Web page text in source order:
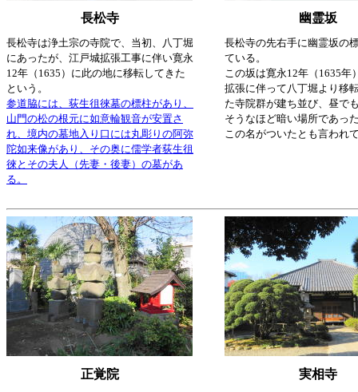
長松寺 幽霊坂
長松寺は浄土宗の寺院で、当初、八丁堀
にあったが、江戸城拡張工事に伴い寛永
12年（1635）に此の地に移転してきた
という。
参道脇には、荻生徂徠墓の標柱があり、
山門の松の根元に如意輪観音が安置さ
れ、境内の墓地入り口には丸彫りの阿弥
陀如来像があり、その奥に儒学者荻生徂
徠とその夫人（先妻・後妻）の墓があ
る。
長松寺の先右手に幽霊坂の
ている。
この坂は寛永12年（1635年
拡張に伴って八丁堀より移
た寺院群が建ち並び、昼で
そうなほど暗い場所であっ
この名がついたとも言われ
正覚院 実相寺